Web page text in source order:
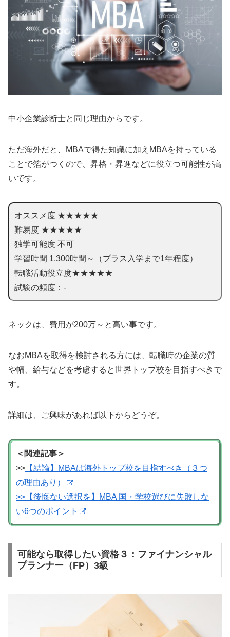
中小企業診断士と同じ理由からです。
ただ海外だと、MBAで得た知識に加えMBAを持っている
ことで箔がつくので、昇格・昇進などに役立つ可能性が高
いです。
オススメ度 ★★★★★
難易度 ★★★★★
独学可能度 不可
学習時間 1,300時間～（プラス入学まで1年程度）
転職活動役立度★★★★★
試験の頻度：-
ネックは、費用が200万～と高い事です。
なおMBAを取得を検討される方には、転職時の企業の質
や幅、給与などを考慮すると世界トップ校を目指すべきで
す。
詳細は、ご興味があれば以下からどうぞ。
＜関連記事＞
>> 【結論】MBAは海外トップ校を目指すべき（３つ
の理由あり）
>>【後悔ない選択を】MBA 国・学校選びに失敗しな
い6つのポイント
可能なら取得したい資格３：ファイナンシャル
プランナー（FP）3級